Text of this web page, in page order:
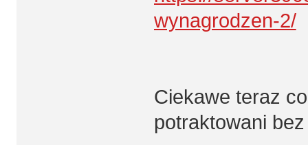
wynagrodzen-2/
Ciekawe teraz
potraktowani